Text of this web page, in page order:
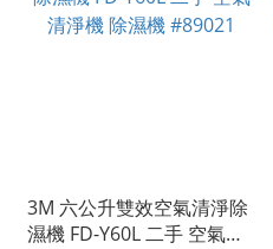
3M 六公升雙效空氣清淨除
濕機 FD-Y60L 二手 空氣清